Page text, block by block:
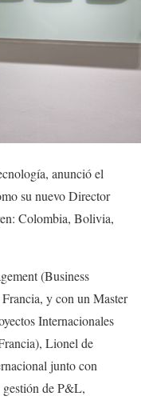
anunció el
su nuevo Director
Colombia, Bolivia,
(Business
y con un Master
Internacionales
Lionel de
junto con
gestión de P&L,